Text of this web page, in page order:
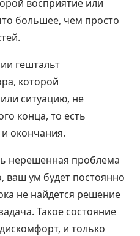
восприятие или
большее, чем просто
гештальт
которой
ситуацию, не
конца, то есть
окончания.
нерешенная проблема
ваш ум будет постоянно
не найдется решение
Такое состояние
и только